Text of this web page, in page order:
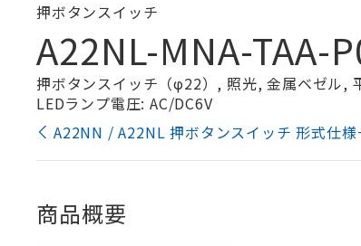
押ボタンスイッチ
A22NL-MNA-TAA-
押ボタンスイッチ（φ22）, 照光, 金属ベゼル,
LEDランプ電圧: AC/DC6V
A22NN / A22NL 押ボタンスイッチ 形式仕様
商品概要